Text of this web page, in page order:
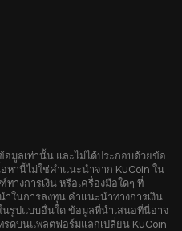
มูลเท่านั้น และไม่ได้ประกอบด้วยข้อ
หานี้ไม่ใช่คำแนะนำจาก KuCoin ใน
งการเงิน หรือเครื่องมือใดๆ ที่
ในการลงทุน คำแนะนำทางการเงิน
รูปแบบอื่นใด ข้อมูลที่นำเสนอที่นี่อาจ
รดบนแพลตฟอร์มแลกเปลี่ยน KuCoin